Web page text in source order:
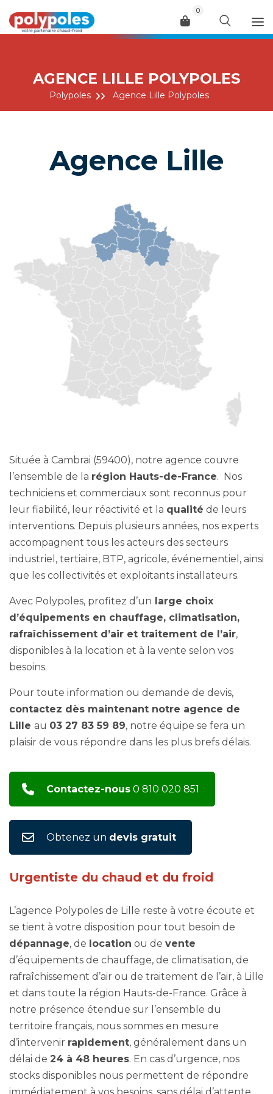
Menu
0
AGENCE LILLE POLYPOLES
Polypoles Agence Lille Polypoles
Agence Lille
Située à Cambrai (59400), notre agence couvre
l’ensemble de la région Hauts-de-France. Nos
techniciens et commerciaux sont reconnus pour
leur fiabilité, leur réactivité et la qualité de leurs
interventions. Depuis plusieurs années, nos experts
accompagnent tous les acteurs des secteurs
industriel, tertiaire, BTP, agricole, événementiel, ainsi
que les collectivités et exploitants installateurs.
Avec Polypoles, profitez d’un large choix
d’équipements en chauffage, climatisation,
rafraîchissement d’air et traitement de l’air,
disponibles à la location et à la vente selon vos
besoins.
Pour toute information ou demande de devis,
contactez dès maintenant notre agence de
Lille au 03 27 83 59 89, notre équipe se fera un
plaisir de vous répondre dans les plus brefs délais.
Contactez-nous 0 810 020 851
Obtenez un devis gratuit
Urgentiste du chaud et du froid
L’agence Polypoles de Lille reste à votre écoute et
se tient à votre disposition pour tout besoin de
dépannage, de location ou de vente
d’équipements de chauffage, de climatisation, de
rafraîchissement d’air ou de traitement de l’air, à Lille
et dans toute la région Hauts-de-France. Grâce à
notre présence étendue sur l’ensemble du
territoire français, nous sommes en mesure
d’intervenir rapidement, généralement dans un
délai de 24 à 48 heures. En cas d’urgence, nos
stocks disponibles nous permettent de répondre